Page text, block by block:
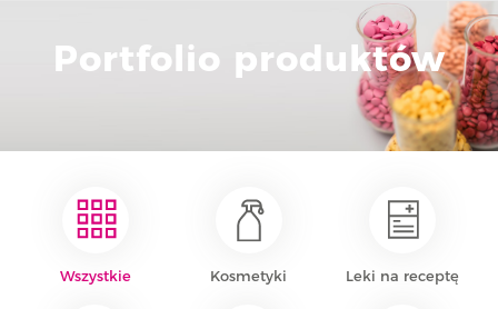
g
g
l
e
n
a
Portfolio produktów
Wszystkie Kosmetyki Leki na receptę